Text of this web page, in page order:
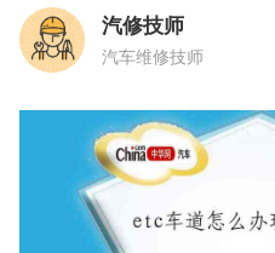
汽修技师
汽车维修技师